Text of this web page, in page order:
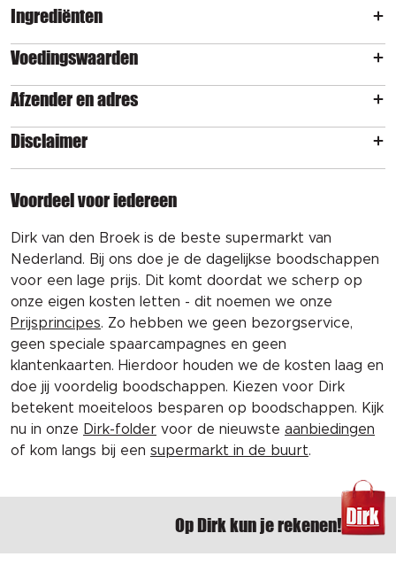
Ingrediënten
Voedingswaarden
Afzender en adres
Disclaimer
Voordeel voor iedereen
Dirk van den Broek is de beste supermarkt van
Nederland. Bij ons doe je de dagelijkse boodschappen
voor een lage prijs. Dit komt doordat we scherp op
onze eigen kosten letten - dit noemen we onze
Prijsprincipes. Zo hebben we geen bezorgservice,
geen speciale spaarcampagnes en geen
klantenkaarten. Hierdoor houden we de kosten laag en
doe jij voordelig boodschappen. Kiezen voor Dirk
betekent moeiteloos besparen op boodschappen. Kijk
nu in onze Dirk-folder voor de nieuwste aanbiedingen
of kom langs bij een supermarkt in de buurt.
Op Dirk kun je rekenen!